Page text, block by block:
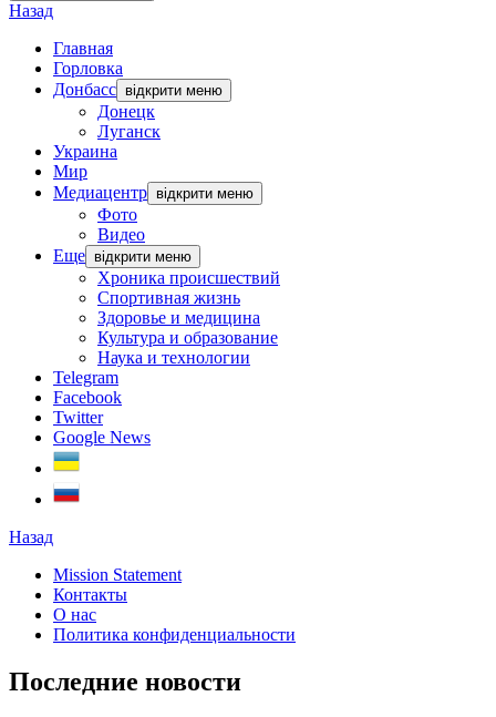
Назад
Главная
Горловка
Донбасс відкрити меню
Донецк
Луганск
Украина
Мир
Медиацентр відкрити меню
Фото
Видео
Еще відкрити меню
Хроника происшествий
Спортивная жизнь
Здоровье и медицина
Культура и образование
Наука и технологии
Telegram
Facebook
Twitter
Google News
Назад
Mission Statement
Контакты
О нас
Политика конфиденциальности
Последние новости